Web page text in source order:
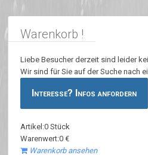
Warenkorb !
Liebe Besucher derzeit sind leider
Wir sind für Sie auf der Suche nach
Interesse? Infos anfordern
Artikel:0 Stück
Warenwert:0 €
Warenkorb ansehen